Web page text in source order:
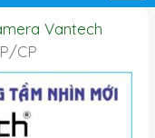
Vantech
CP